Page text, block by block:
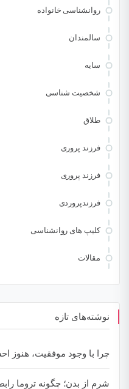
روانشناسی خانواده
سالمندان
سایه
شخصیت شناسی
طلاق
فرزند پروری
فرزند پروری
فرزندپروردی
کلیپ های روانشناسی
مقالات
نوشته‌های تازه
چرا با وجود موفقیت، هنوز
شرم از بدن؛ چگونه تروما